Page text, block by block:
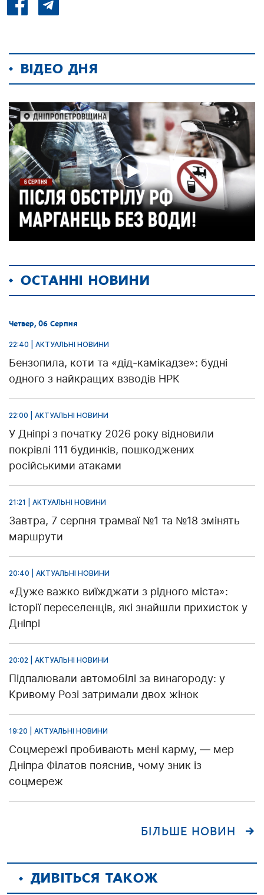
ВІДЕО ДНЯ
ОСТАННІ НОВИНИ
Четвер, 06 Серпня
22:40 | АКТУАЛЬНІ НОВИНИ
Бензопила, коти та «дід-камікадзе»: будні
одного з найкращих взводів НРК
22:00 | АКТУАЛЬНІ НОВИНИ
У Дніпрі з початку 2026 року відновили
покрівлі 111 будинків, пошкоджених
російськими атаками
21:21 | АКТУАЛЬНІ НОВИНИ
Завтра, 7 серпня трамваї №1 та №18 змінять
маршрути
20:40 | АКТУАЛЬНІ НОВИНИ
«Дуже важко виїжджати з рідного міста»:
історії переселенців, які знайшли прихисток у
Дніпрі
20:02 | АКТУАЛЬНІ НОВИНИ
Підпалювали автомобілі за винагороду: у
Кривому Розі затримали двох жінок
19:20 | АКТУАЛЬНІ НОВИНИ
Соцмережі пробивають мені карму, — мер
Дніпра Філатов пояснив, чому зник із
соцмереж
БІЛЬШЕ НОВИН
ДИВІТЬСЯ ТАКОЖ